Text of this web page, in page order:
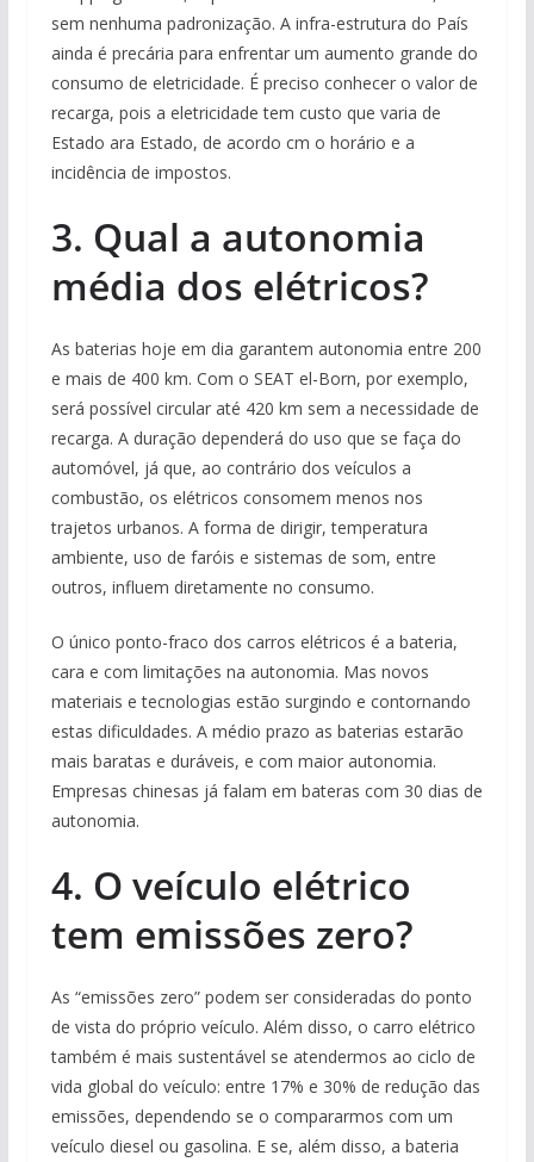
sem nenhuma padronização. A infra-estrutura do País
ainda é precária para enfrentar um aumento grande do
consumo de eletricidade. É preciso conhecer o valor de
recarga, pois a eletricidade tem custo que varia de
Estado ara Estado, de acordo cm o horário e a
incidência de impostos.
3. Qual a autonomia
média dos elétricos?
As baterias hoje em dia garantem autonomia entre 200
e mais de 400 km. Com o SEAT el-Born, por exemplo,
será possível circular até 420 km sem a necessidade de
recarga. A duração dependerá do uso que se faça do
automóvel, já que, ao contrário dos veículos a
combustão, os elétricos consomem menos nos
trajetos urbanos. A forma de dirigir, temperatura
ambiente, uso de faróis e sistemas de som, entre
outros, influem diretamente no consumo.
O único ponto-fraco dos carros elétricos é a bateria,
cara e com limitações na autonomia. Mas novos
materiais e tecnologias estão surgindo e contornando
estas dificuldades. A médio prazo as baterias estarão
mais baratas e duráveis, e com maior autonomia.
Empresas chinesas já falam em bateras com 30 dias de
autonomia.
4. O veículo elétrico
tem emissões zero?
As “emissões zero” podem ser consideradas do ponto
de vista do próprio veículo. Além disso, o carro elétrico
também é mais sustentável se atendermos ao ciclo de
vida global do veículo: entre 17% e 30% de redução das
emissões, dependendo se o compararmos com um
veículo diesel ou gasolina. E se, além disso, a bateria